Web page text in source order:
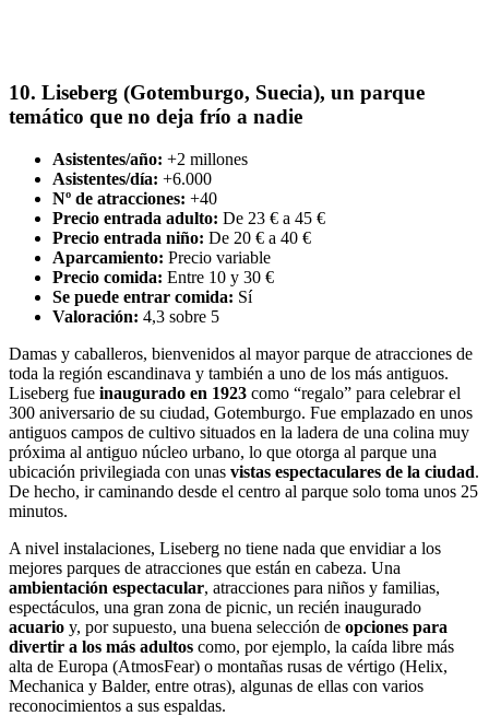
10. Liseberg (Gotemburgo, Suecia), un parque
temático que no deja frío a nadie
Asistentes/año: +2 millones
Asistentes/día: +6.000
Nº de atracciones: +40
Precio entrada adulto: De 23 € a 45 €
Precio entrada niño: De 20 € a 40 €
Aparcamiento: Precio variable
Precio comida: Entre 10 y 30 €
Se puede entrar comida: Sí
Valoración: 4,3 sobre 5
Damas y caballeros, bienvenidos al mayor parque de atracciones de
toda la región escandinava y también a uno de los más antiguos.
Liseberg fue inaugurado en 1923 como “regalo” para celebrar el
300 aniversario de su ciudad, Gotemburgo. Fue emplazado en unos
antiguos campos de cultivo situados en la ladera de una colina muy
próxima al antiguo núcleo urbano, lo que otorga al parque una
ubicación privilegiada con unas vistas espectaculares de la ciudad.
De hecho, ir caminando desde el centro al parque solo toma unos 25
minutos.
A nivel instalaciones, Liseberg no tiene nada que envidiar a los
mejores parques de atracciones que están en cabeza. Una
ambientación espectacular, atracciones para niños y familias,
espectáculos, una gran zona de picnic, un recién inaugurado
acuario y, por supuesto, una buena selección de opciones para
divertir a los más adultos como, por ejemplo, la caída libre más
alta de Europa (AtmosFear) o montañas rusas de vértigo (Helix,
Mechanica y Balder, entre otras), algunas de ellas con varios
reconocimientos a sus espaldas.